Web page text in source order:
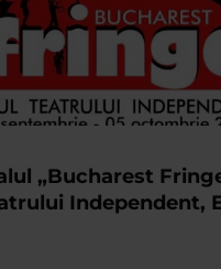
„Bucharest
Independent,